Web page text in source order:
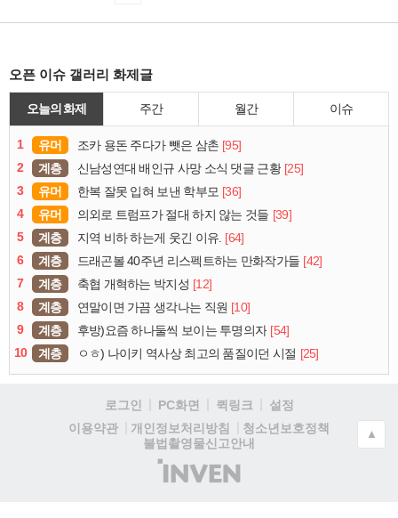
오픈 이슈 갤러리 화제글
오늘의 화제 주간 월간 이슈
1 유머 조카 용돈 주다가 뺏은 삼촌 [95]
2
계층 신남성연대 배인규 사망 소식 댓글 근황 [25]
3
유머 한복 잘못 입혀 보낸 학부모 [36]
4
유머 의외로 트럼프가 절대 하지 않는 것들 [39]
5
계층 지역 비하 하는게 웃긴 이유. [64]
6
계층 드래곤볼 40주년 리스펙트하는 만화작가들 [42]
7
계층 축협 개혁하는 박지성 [12]
8
계층 연말이면 가끔 생각나는 직원 [10]
9
계층 후방)요즘 하나둘씩 보이는 투명의자 [54]
10
계층 ㅇㅎ) 나이키 역사상 최고의 품질이던 시절 [25]
로그인 PC화면 퀵링크
설정
이용약관
개인정보처리방침
청소년보호정책
불법촬영물신고안내
(주)
인
▲